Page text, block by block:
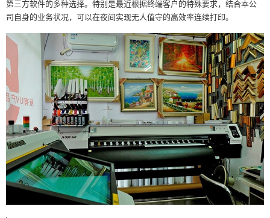
第三方软件的多种选择。特别是最近根据终端客户的特殊要求，结合本公
司自身的业务状况，可以在夜间实现无人值守的高效率连续打印。